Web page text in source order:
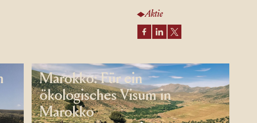
Aktie
Marokko: Für ein
ökologisches Visum in
Marokko